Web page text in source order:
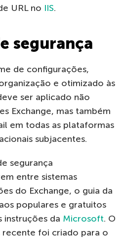
URL no IIS.
segurança
de configurações,
e otimizado às
ser aplicado não
Exchange, mas também
em todas as plataformas
subjacentes.
segurança
entre sistemas
do Exchange, o guia da
populares e gratuitos
instruções da Microsoft. O
recente foi criado para o